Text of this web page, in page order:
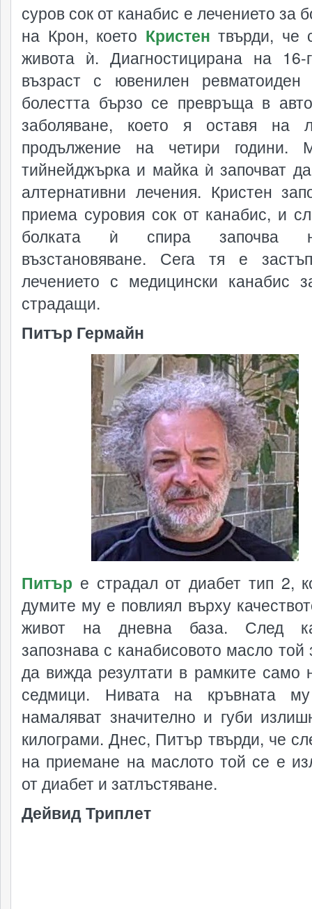
суров сок от канабис е лечението за
на Крон, което Кристен твърди, че
живота ѝ. Диагностицирана на 16-
възраст с ювенилен ревматоиден
болестта бързо се превръща в
заболяване, което я оставя на
продължение на четири години.
тийнейджърка и майка ѝ започват
алтернативни лечения. Кристен
приема суровия сок от канабис, и
болката ѝ спира започва
възстановяване. Сега тя е
лечението с медицински канабис
страдащи.
Питър Гермайн
Питър е страдал от диабет тип 2,
думите му е повлиял върху
живот на дневна база. След
запознава с канабисовото масло той
да вижда резултати в рамките само
седмици. Нивата на кръвната
намаляват значително и губи
килограми. Днес, Питър твърди, че
на приемане на маслото той се е
от диабет и затлъстяване.
Дейвид Триплет